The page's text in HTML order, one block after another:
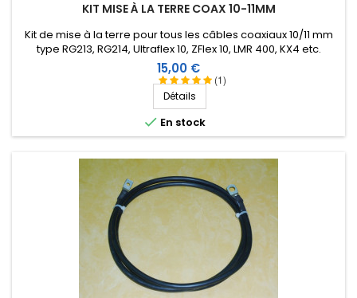
KIT MISE À LA TERRE COAX 10-11MM
(1)
Kit de mise à la terre pour tous les câbles coaxiaux 10/11 mm
type RG213, RG214, Ultraflex 10, ZFlex 10, LMR 400, KX4 etc.
Prix
15,00 €
Détails
 En stock